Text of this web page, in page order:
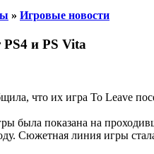
» Игровые новости
PS4 и PS Vita
что их игра To Leave
была показана на
Сюжетная линия игры